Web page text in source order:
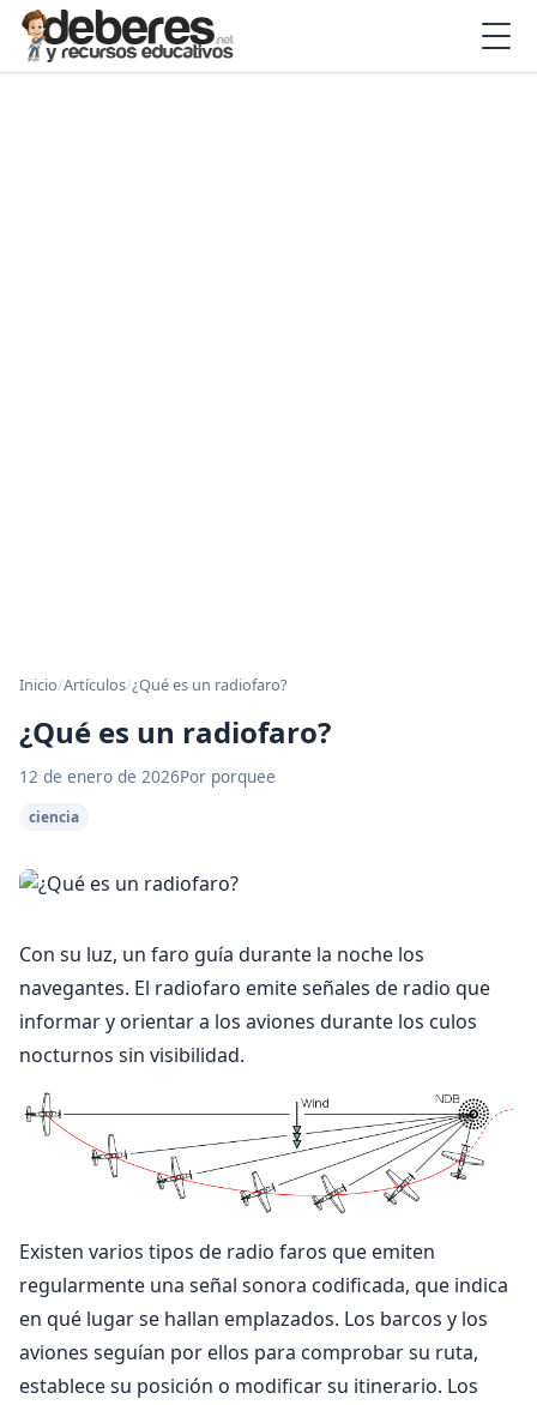
Inicio/Artículos/¿Qué es un radiofaro?
¿Qué es un radiofaro?
12 de enero de 2026Por porquee
ciencia
Con su luz, un faro guía durante la noche los
navegantes. El radiofaro emite señales de radio que
informar y orientar a los aviones durante los culos
nocturnos sin visibilidad.
Existen varios tipos de radio faros que emiten
regularmente una señal sonora codificada, que indica
en qué lugar se hallan emplazados. Los barcos y los
aviones seguían por ellos para comprobar su ruta,
establece su posición o modificar su itinerario. Los